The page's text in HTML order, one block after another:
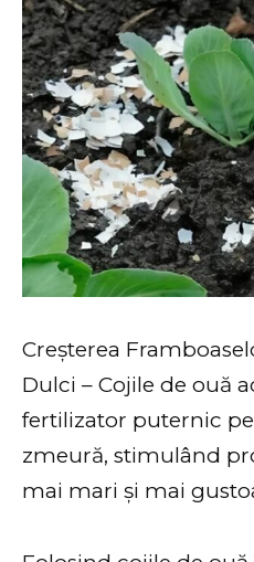
Creșterea
Dulci – Cojile de ouă
fertilizator puternic
zmeură, stimulând
mai mari și mai